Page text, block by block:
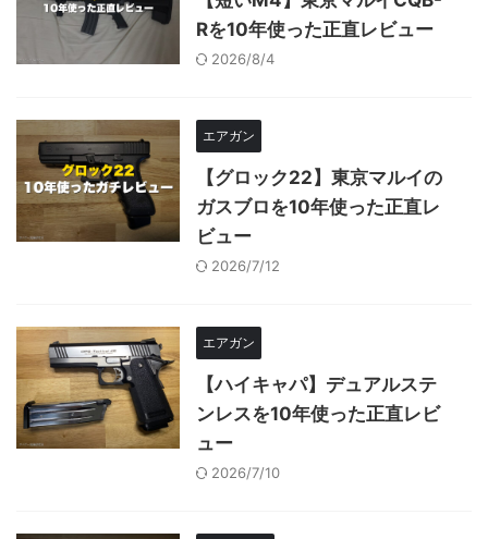
Rを10年使った正直レビュー
2026/8/4
エアガン
【グロック22】東京マルイの
ガスブロを10年使った正直レ
ビュー
2026/7/12
エアガン
【ハイキャパ】デュアルステ
ンレスを10年使った正直レビ
ュー
2026/7/10